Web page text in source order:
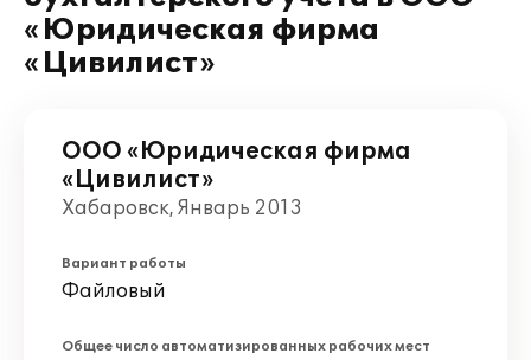
«Юридическая фирма
«Цивилист»
ООО «Юридическая фирма
«Цивилист»
Хабаровск, Январь 2013
Вариант работы
Файловый
Общее число автоматизированных рабочих мест